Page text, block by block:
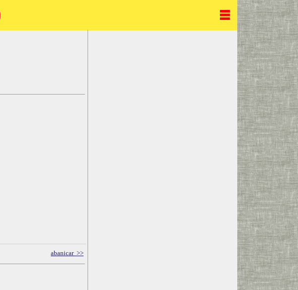
abanicar >>